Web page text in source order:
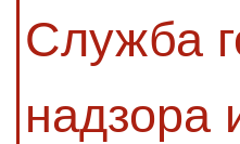
Служба
надзора